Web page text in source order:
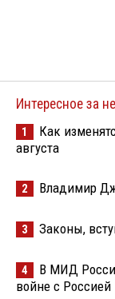
Интересное за
1
Как
августа
2 Владимир
3 Законы,
4
В МИД
войне с Россией